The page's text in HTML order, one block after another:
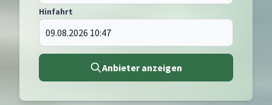
Hinfahrt
Anbieter anzeigen